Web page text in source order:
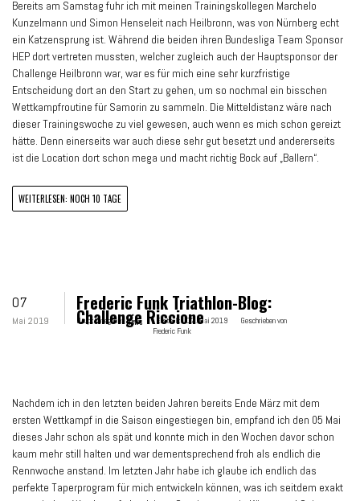
Bereits am Samstag fuhr ich mit meinen Trainingskollegen Marchelo
Kunzelmann und Simon Henseleit nach Heilbronn, was von Nürnberg echt
ein Katzensprung ist. Während die beiden ihren Bundesliga Team Sponsor
HEP dort vertreten mussten, welcher zugleich auch der Hauptsponsor der
Challenge Heilbronn war, war es für mich eine sehr kurzfristige
Entscheidung dort an den Start zu gehen, um so nochmal ein bisschen
Wettkampfroutine für Samorin zu sammeln. Die Mitteldistanz wäre nach
dieser Trainingswoche zu viel gewesen, auch wenn es mich schon gereizt
hätte. Denn einerseits war auch diese sehr gut besetzt und andererseits
ist die Location dort schon mega und macht richtig Bock auf „Ballern“.
WEITERLESEN: NOCH 10 TAGE
07
Mai 2019
Frederic Funk Triathlon-Blog:
Challenge Riccione
Hauptkategorie: News Erstellt: 07. Mai 2019
Geschrieben von
Frederic Funk
Nachdem ich in den letzten beiden Jahren bereits Ende März mit dem
ersten Wettkampf in die Saison eingestiegen bin, empfand ich den 05 Mai
dieses Jahr schon als spät und konnte mich in den Wochen davor schon
kaum mehr still halten und war dementsprechend froh als endlich die
Rennwoche anstand. Im letzten Jahr habe ich glaube ich endlich das
perfekte Taperprogram für mich entwickeln können, was ich seitdem exakt